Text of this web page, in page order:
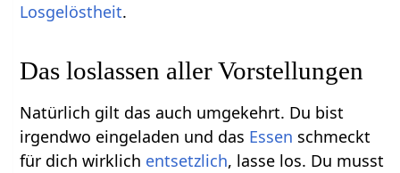
Losgelöstheit.
Das loslassen aller Vorstellungen
Natürlich gilt das auch umgekehrt. Du bist
irgendwo eingeladen und das Essen schmeckt
für dich wirklich entsetzlich, lasse los. Du musst